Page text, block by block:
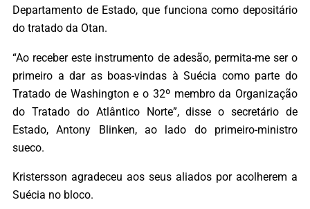
Departamento de Estado, que funciona como depositário
do tratado da Otan.
“Ao receber este instrumento de adesão, permita-me ser o
primeiro a dar as boas-vindas à Suécia como parte do
Tratado de Washington e o 32º membro da Organização
do Tratado do Atlântico Norte”, disse o secretário de
Estado, Antony Blinken, ao lado do primeiro-ministro
sueco.
Kristersson agradeceu aos seus aliados por acolherem a
Suécia no bloco.